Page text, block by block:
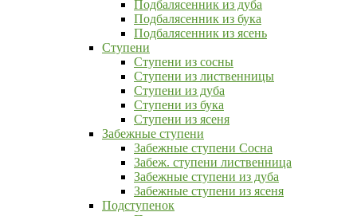
Подбалясенник из дуба
Подбалясенник из бука
Подбалясенник из ясень
Ступени
Ступени из сосны
Ступени из лиственницы
Ступени из дуба
Ступени из бука
Ступени из ясеня
Забежные ступени
Забежные ступени Сосна
Забеж. ступени лиственница
Забежные ступени из дуба
Забежные ступени из ясеня
Подступенок